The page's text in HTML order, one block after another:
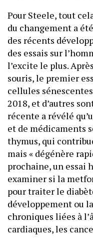
Pour Steele, tout
du changement a
des récents
des essais sur
l’excite le plus.
souris, le premier
cellules
2018, et d’autres
récente a révélé
et de médicaments
thymus, qui
mais « dégénère
prochaine, un essai
examiner si la
pour traiter le
développement ou
chroniques liées à
cardiaques, les